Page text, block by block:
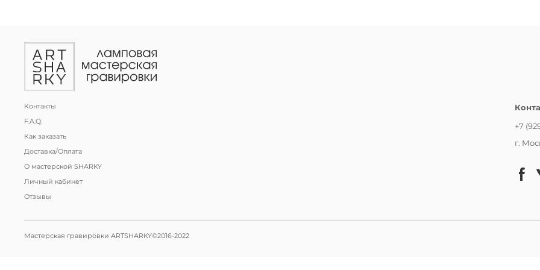
С этой
Контакты
F.A.Q.
Как заказать
Доставка/Оплата
О мастерской SHARKY
Личный кабинет
Отзывы
+7
г.
Мастерская гравировки ARTSHARKY©2016-2022